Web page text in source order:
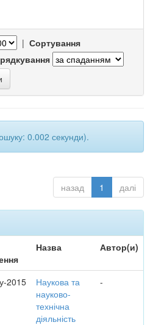
| Сортування
0.002 секунди).
назад 1 далі
Назва Автор(и)
2015
Наукова та
науково-
технічна
діяльність
-